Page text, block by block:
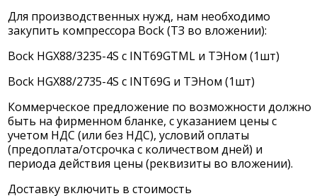
Для производственных нужд, нам необходимо
закупить компрессора Bock (ТЗ во вложении):
Bock HGX88/3235-4S с INT69GTML и ТЭНом (1шт)
Bock HGX88/2735-4S с INT69G и ТЭНом (1шт)
Коммерческое предложение по возможности должно
быть на фирменном бланке, с указанием цены с
учетом НДС (или без НДС), условий оплаты
(предоплата/отсрочка с количеством дней) и
периода действия цены (реквизиты во вложении).
Доставку включить в стоимость